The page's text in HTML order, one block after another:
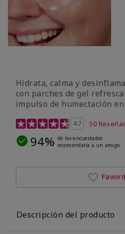
Hidrata, calma y
con parches de gel
impulso de humectación
Calificación de clientes de 5 de
4.7 50 Reseñas
94% de los encuestados
recomendaría a un amigo.
Descripción del producto